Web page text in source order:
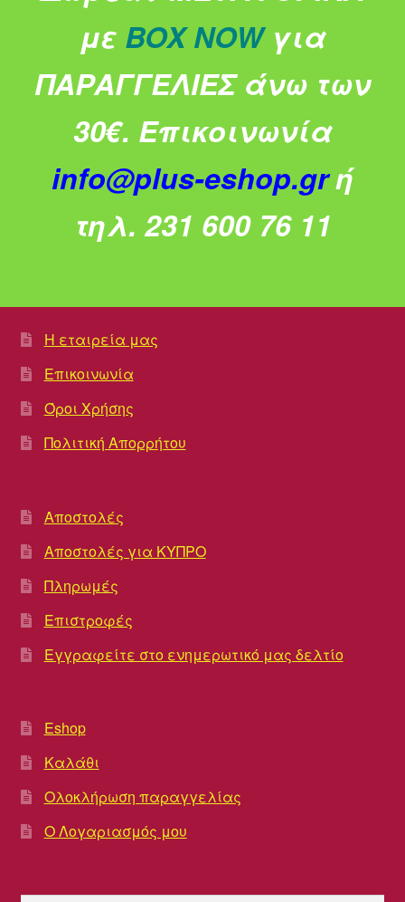
με BOX NOW για
ΠΑΡΑΓΓΕΛΙΕΣ άνω των
30€. Επικοινωνία
info@plus-eshop.grή
τηλ. 231 600 76 11
Η εταιρεία μας
Επικοινωνία
Όροι Χρήσης
Πολιτική Απορρήτου
Αποστολές
Αποστολές για ΚΥΠΡΟ
Πληρωμές
Επιστροφές
Εγγραφείτε στο ενημερωτικό μας δελτίο
Eshop
Καλάθι
Ολοκλήρωση παραγγελίας
Ο Λογαριασμός μου